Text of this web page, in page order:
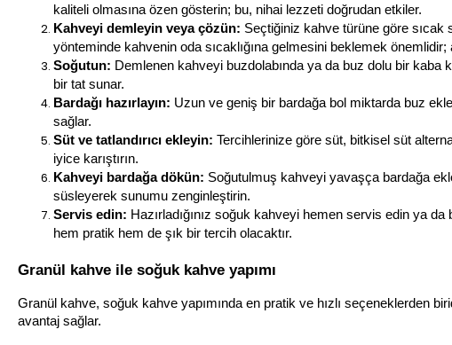
kaliteli olmasına özen gösterin; bu, nihai lezzeti doğrudan etkiler.
Kahveyi demleyin veya çözün: Seçtiğiniz kahve türüne göre sıcak
yönteminde kahvenin oda sıcaklığına gelmesini beklemek
Soğutun: Demlenen kahveyi buzdolabında ya da buz dolu bir kaba
bir tat sunar.
Bardağı hazırlayın: Uzun ve geniş bir bardağa bol miktarda buz
sağlar.
Süt ve tatlandırıcı ekleyin: Tercihlerinize göre süt, bitkisel süt
iyice karıştırın.
Kahveyi bardağa dökün: Soğutulmuş kahveyi yavaşça bardağa
süsleyerek sunumu zenginleştirin.
Servis edin: Hazırladığınız soğuk kahveyi hemen servis edin ya
hem pratik hem de şık bir tercih olacaktır.
Granül kahve ile soğuk kahve yapımı
Granül kahve, soğuk kahve yapımında en pratik ve hızlı seçeneklerden
avantaj sağlar.